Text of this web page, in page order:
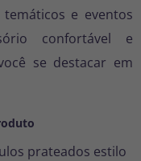
temáticos e eventos
confortável e
se destacar em
prateados estilo